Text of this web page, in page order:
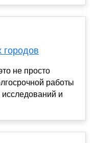
городов
не просто
работы
и